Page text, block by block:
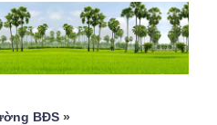
BĐS »